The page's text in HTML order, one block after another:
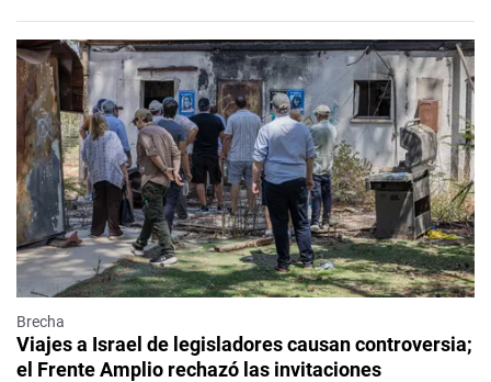
Brecha
Viajes a Israel de legisladores causan controversia;
el Frente Amplio rechazó las invitaciones